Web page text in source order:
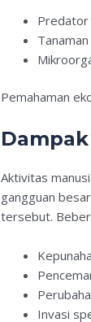
Predator
Pemahaman
Aktivitas
gangguan
tersebut.
Invasi